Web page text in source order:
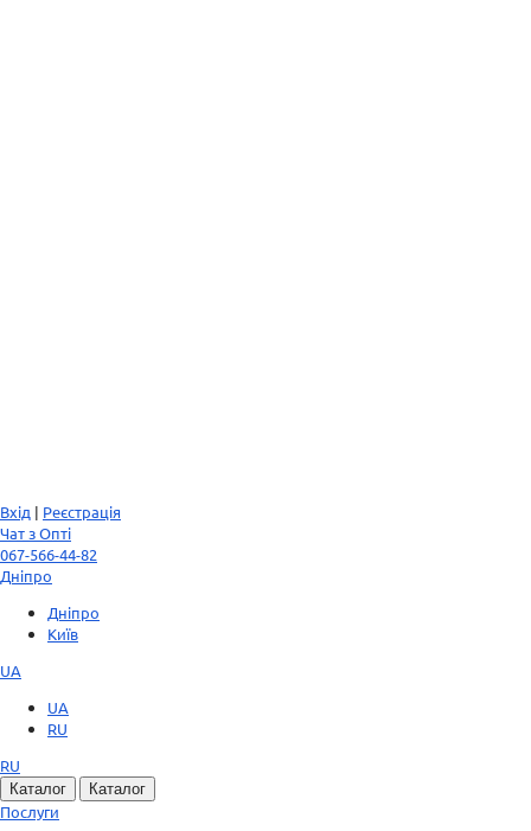
Вхід | Реєстрація
Чат з Опті
067-566-44-82
Дніпро
Дніпро
Київ
UA
UA
RU
RU
Каталог Каталог
Послуги